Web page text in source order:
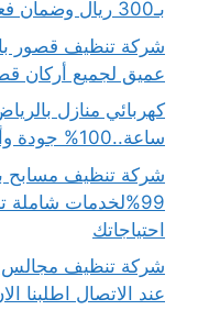
بـ300 ريال وضمان فعالية 100%..اتصل بنا
عميق لجميع أركان
ساعة..100% جودة وأسعار مُنافسة
99%لخدمات
احتياجاتك
عند الاتصال اطلبنا